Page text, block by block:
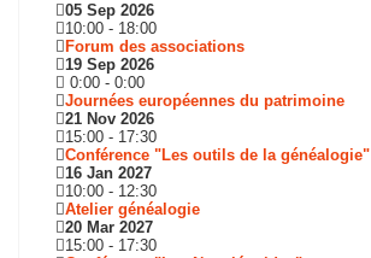
05 Sep 2026
10:00 - 18:00
Forum des associations
19 Sep 2026
0:00 - 0:00
Journées européennes du patrimoine
21 Nov 2026
15:00 - 17:30
Conférence "Les outils de la généalogie"
16 Jan 2027
10:00 - 12:30
Atelier généalogie
20 Mar 2027
15:00 - 17:30